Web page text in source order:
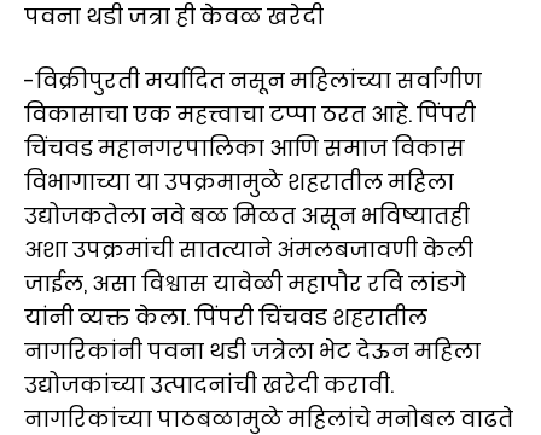
पवना थडी जत्रा ही केवळ खरेदी
-विक्रीपुरती मर्यादित नसून महिलांच्या सर्वांगीण
विकासाचा एक महत्त्वाचा टप्पा ठरत आहे. पिंपरी
चिंचवड महानगरपालिका आणि समाज विकास
विभागाच्या या उपक्रमामुळे शहरातील महिला
उद्योजकतेला नवे बळ मिळत असून भविष्यातही
अशा उपक्रमांची सातत्याने अंमलबजावणी केली
जाईल, असा विश्वास यावेळी महापौर रवि लांडगे
यांनी व्यक्त केला. पिंपरी चिंचवड शहरातील
नागरिकांनी पवना थडी जत्रेला भेट देऊन महिला
उद्योजकांच्या उत्पादनांची खरेदी करावी.
नागरिकांच्या पाठबळामुळे महिलांचे मनोबल वाढते